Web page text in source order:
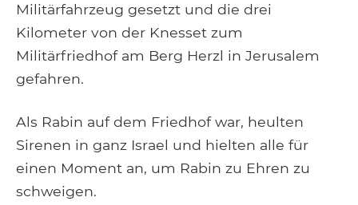
Militärfahrzeug gesetzt und die drei
Kilometer von der Knesset zum
Militärfriedhof am Berg Herzl in Jerusalem
gefahren.
Als Rabin auf dem Friedhof war, heulten
Sirenen in ganz Israel und hielten alle für
einen Moment an, um Rabin zu Ehren zu
schweigen.